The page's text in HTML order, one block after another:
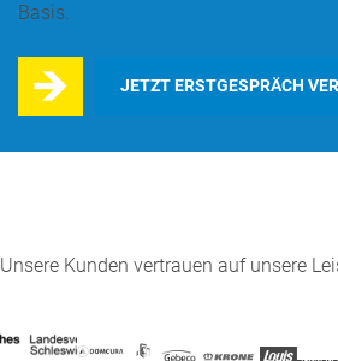
Basis.
JETZT ERSTGESPRÄCH
Unsere Kunden vertrauen auf unsere